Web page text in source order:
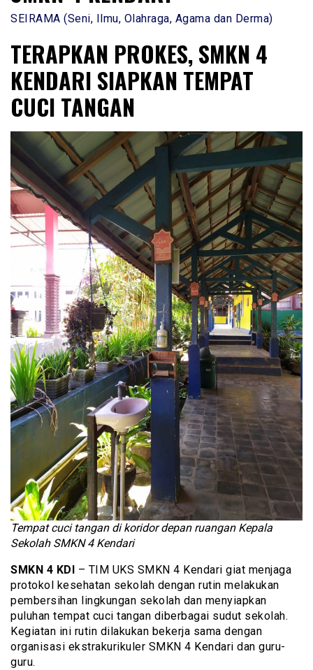
SEIRAMA (Seni, Ilmu, Olahraga, Agama dan Derma)
TERAPKAN PROKES, SMKN 4
KENDARI SIAPKAN TEMPAT
CUCI TANGAN
Tempat cuci tangan di koridor depan ruangan Kepala
Sekolah SMKN 4 Kendari
SMKN 4 KDI – TIM UKS SMKN 4 Kendari giat menjaga
protokol kesehatan sekolah dengan rutin melakukan
pembersihan lingkungan sekolah dan menyiapkan
puluhan tempat cuci tangan diberbagai sudut sekolah.
Kegiatan ini rutin dilakukan bekerja sama dengan
organisasi ekstrakurikuler SMKN 4 Kendari dan guru-
guru.